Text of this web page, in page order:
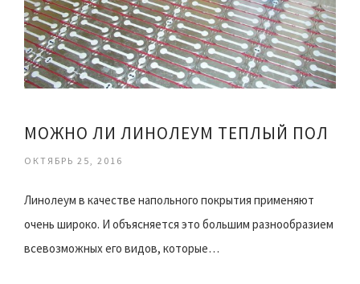
МОЖНО ЛИ ЛИНОЛЕУМ ТЕПЛЫЙ ПОЛ
ОКТЯБРЬ 25, 2016
Линолеум в качестве напольного покрытия применяют
очень широко. И объясняется это большим разнообразием
всевозможных его видов, которые…